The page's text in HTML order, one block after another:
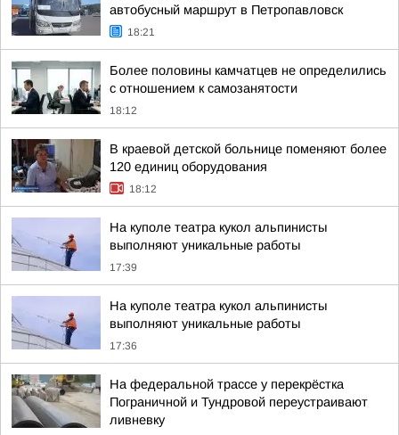
автобусный маршрут в Петропавловск
18:21
Более половины камчатцев не определились
с отношением к самозанятости
18:12
В краевой детской больнице поменяют более
120 единиц оборудования
18:12
На куполе театра кукол альпинисты
выполняют уникальные работы
17:39
На куполе театра кукол альпинисты
выполняют уникальные работы
17:36
На федеральной трассе у перекрёстка
Пограничной и Тундровой переустраивают
ливневку